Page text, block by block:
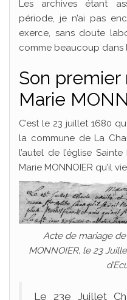
Les archives étant
période, je n’ai pas
exerce, sans doute
comme beaucoup dans
Son premier
Marie
C’est le 23 juillet 1680
la commune de La
l’autel de l’église
Marie MONNOIER qu’il
Acte de mariage de
MONNOIER, le 23
Le 23e Juillet